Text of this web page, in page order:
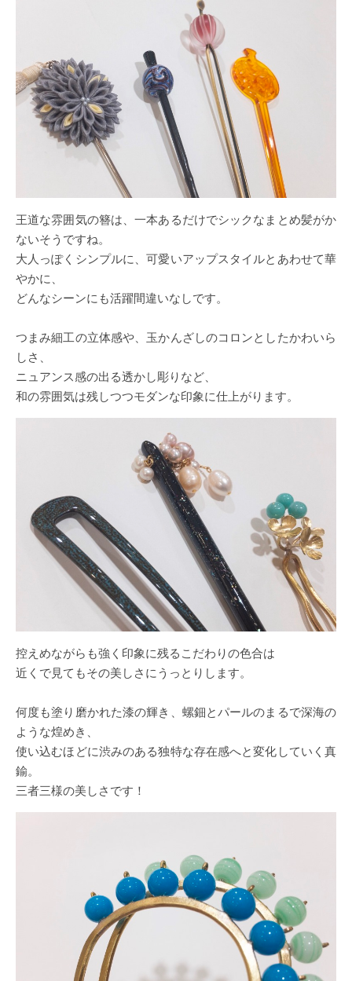
王道な雰囲気の簪は、一本あるだけでシックなまとめ髪がか
ないそうですね。
大人っぽくシンプルに、可愛いアップスタイルとあわせて華
やかに、
どんなシーンにも活躍間違いなしです。
つまみ細工の立体感や、玉かんざしのコロンとしたかわいら
しさ、
ニュアンス感の出る透かし彫りなど、
和の雰囲気は残しつつモダンな印象に仕上がります。
控えめながらも強く印象に残るこだわりの色合は
近くで見てもその美しさにうっとりします。
何度も塗り磨かれた漆の輝き、螺鈿とパールのまるで深海の
ような煌めき、
使い込むほどに渋みのある独特な存在感へと変化していく真
鍮。
三者三様の美しさです！